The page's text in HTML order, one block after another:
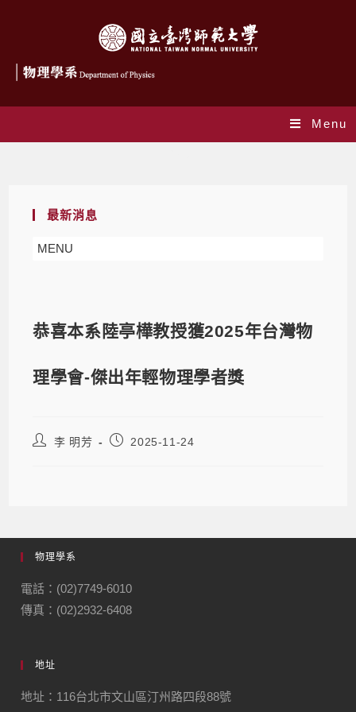
Menu
最新消息
MENU
恭喜本系陸亭樺教授獲2025年台灣物
理學會-傑出年輕物理學者獎
李 明芳 2025-11-24
物理學系
電話：(02)7749-6010
傳真：(02)2932-6408
地址
地址：116台北市文山區汀州路四段88號